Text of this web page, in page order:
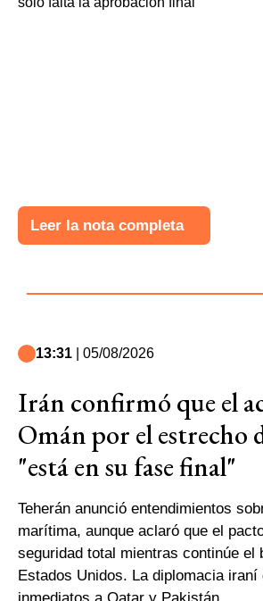
Leer la nota completa
13:31 | 05/08/2026
Irán confirmó que el
Omán por el estrecho
"está en su fase final"
Teherán anunció entendimientos
marítima, aunque aclaró que el
seguridad total mientras continúe el
Estados Unidos. La diplomacia
inmediatos a Qatar y Pakistán.